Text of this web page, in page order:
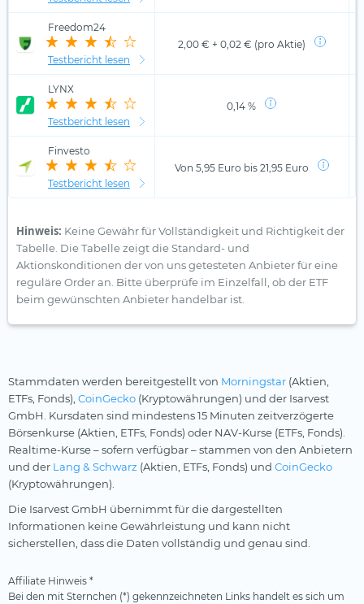
Freedom24
Testbericht lesen
2,00 € + 0,02 € (pro Aktie)
LYNX
Testbericht lesen
0,14 %
Finvesto
Testbericht lesen
Von 5,95 Euro bis 21,95 Euro
Hinweis: Keine Gewähr für Vollständigkeit und Richtigkeit der
Tabelle. Die Tabelle zeigt die Standard- und
Aktionskonditionen der von uns getesteten Anbieter für eine
reguläre Order an. Bitte überprüfe im Einzelfall, ob der ETF
beim gewünschten Anbieter handelbar ist.
Stammdaten werden bereitgestellt von Morningstar (Aktien,
ETFs, Fonds), CoinGecko (Kryptowährungen) und der Isarvest
GmbH. Kursdaten sind mindestens 15 Minuten zeitverzögerte
Börsenkurse (Aktien, ETFs, Fonds) oder NAV-Kurse (ETFs, Fonds).
Realtime-Kurse – sofern verfügbar – stammen von den Anbietern
und der Lang & Schwarz (Aktien, ETFs, Fonds) und CoinGecko
(Kryptowährungen).
Die Isarvest GmbH übernimmt für die dargestellten
Informationen keine Gewährleistung und kann nicht
sicherstellen, dass die Daten vollständig und genau sind.
Affiliate Hinweis *
Bei den mit Sternchen (*) gekennzeichneten Links handelt es sich um